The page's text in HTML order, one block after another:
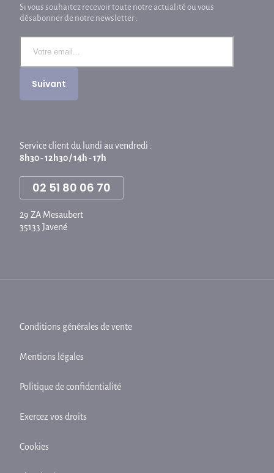
Si vous souhaitez recevoir toute notre actualité ou vous
désabonner de notre newsletter :
Service client du lundi au vendredi :
8h30 - 12h30 / 14h - 17h
02 51 80 06 70
29 ZA Mesaubert
35133 Javené
Conditions générales de vente
Mentions légales
Politique de confidentialité
Exercez vos droits
Cookies